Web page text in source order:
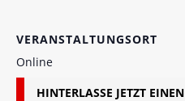
VERANSTALTUNGSORT
Online
HINTERLASSE JETZT